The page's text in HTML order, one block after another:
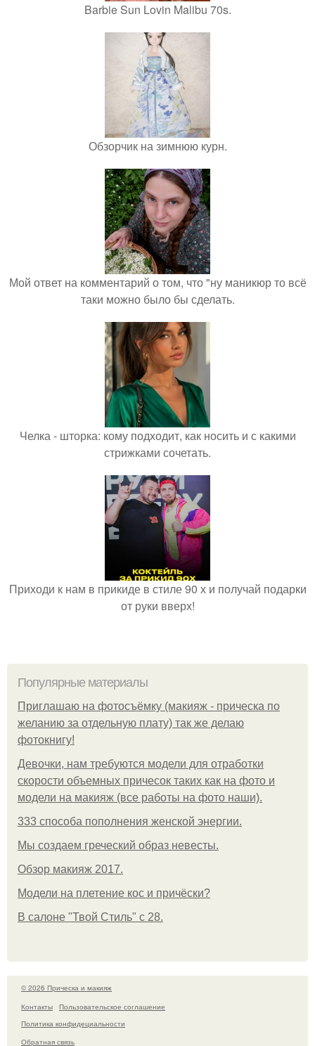
Barbie Sun Lovin Malibu 70s.
Обзорчик на зимнюю курн.
Мой ответ на комментарий о том, что "ну маникюр то всё
таки можно было бы сделать.
Челка - шторка: кому подходит, как носить и с какими
стрижками сочетать.
Приходи к нам в прикиде в стиле 90 х и получай подарки
от руки вверх!
Популярные материалы
Приглашаю на фотосъёмку (макияж - прическа по
желанию за отдельную плату) так же делаю
фотокнигу!
Девочки, нам требуются модели для отработки
скорости объемных причесок таких как на фото и
модели на макияж (все работы на фото наши).
333 способа пополнения женской энергии.
Мы создаем греческий образ невесты.
Обзор макияж 2017.
Модели на плетение кос и причёски?
В салоне "Твой Стиль" с 28.
© 2026 Прическа и макияж
Контакты
Пользовательское соглашение
Политика конфидециальности
Обратная связь